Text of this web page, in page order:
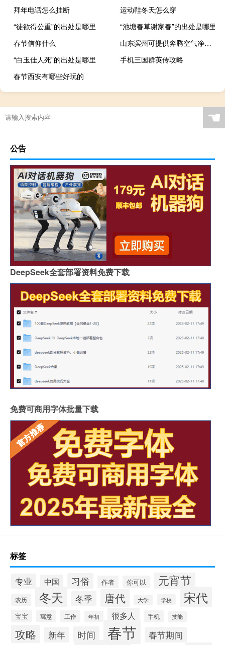
拜年电话怎么挂断
运动鞋冬天怎么穿
“徒欲得公重”的出处是哪里
“池塘春草谢家春”的出处是哪里
春节信仰什么
山东滨州可提供奔腾空气净化器维修服务地址在哪
“白玉佳人死”的出处是哪里
手机三国群英传攻略
春节西安有哪些好玩的
☚
公告
DeepSeek全套部署资料免费下载
免费可商用字体批量下载
标签
专业 中国 习俗 作者 你可以 元宵节
农历 冬天 冬季 唐代 大学 学校 宋代
宝宝 寓意 工作 年初 很多人 手机 技能
攻略 新年 时间 春节 春节期间